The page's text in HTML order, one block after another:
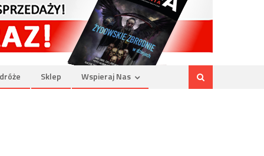
Sklep Wspieraj Nas